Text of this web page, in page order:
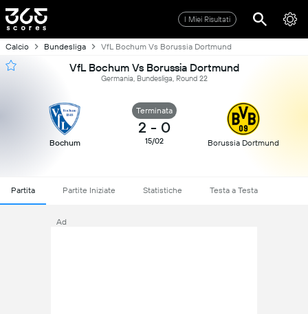
I Miei Risultati
Calcio Bundesliga VfL Bochum Vs Borussia Dortmund
VfL Bochum Vs Borussia Dortmund
Germania, Bundesliga, Round 22
Bochum
Terminata
2 - 0
15/02 Borussia Dortmund
Partita Partite Iniziate Statistiche Testa a Testa
Ad